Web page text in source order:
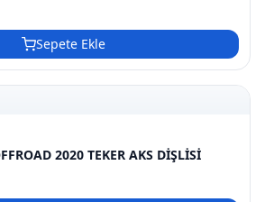
Sepete Ekle
2020 TEKER AKS DİŞLİSİ